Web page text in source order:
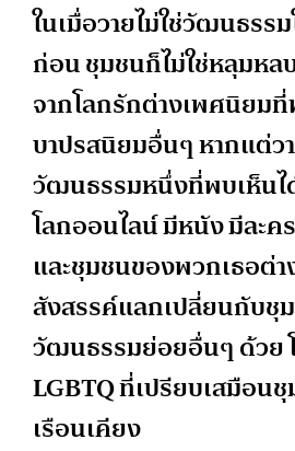
ในเมื่อวายไม่ใช่วัฒนธรร
ก่อน ชุมชนก็ไม่ใช่หลุมหล
จากโลกรักต่างเพศนิยม
บาปรสนิยมอื่นๆ หากแต่ว
วัฒนธรรมหนึ่งที่พบเห็นไ
โลกออนไลน์ มีหนัง มีละค
และชุมชนของพวกเธอต่
สังสรรค์แลกเปลี่ยนกับชุ
วัฒนธรรมย่อยอื่นๆ ด้วย
LGBTQ ที่เปรียบเสมือน
เรือนเคียง